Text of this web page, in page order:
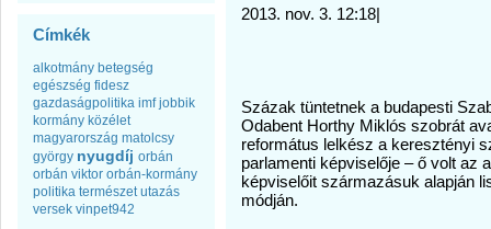
Címkék
alkotmány betegség
egészség fidesz
gazdaságpolitika imf jobbik
kormány közélet
magyarország matolcsy
györgy nyugdíj orbán
orbán viktor orbán-kormány
politika természet utazás
versek vinpet942
2013. nov. 3. 12:18|
Százak tüntetnek a budapesti
Odabent Horthy Miklós szobrát
református lelkész a keresztényi
parlamenti képviselője – ő volt az
képviselőit származásuk alapján
módján.